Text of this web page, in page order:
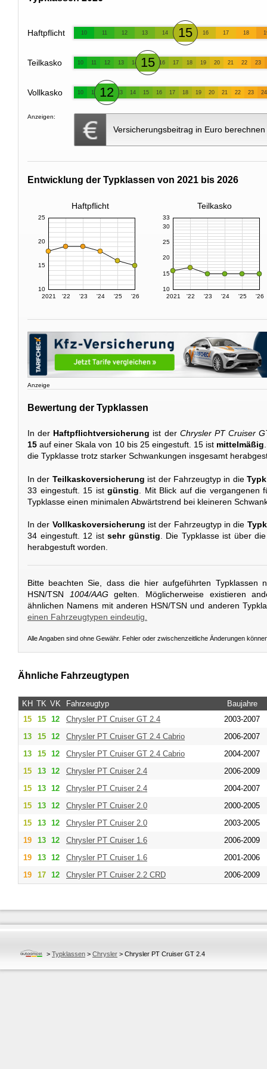
Haftpflicht 10 11 12 13 14 15 16 17 18
Teilkasko 10 11 12 13 14 15 16 17 18 19 20 21 22 23
Vollkasko 10 11 12 13 14 15 16 17 18 19 20 21 22 23 24
Anzeigen:
Versicherungsbeitrag in Euro berechnen
Entwicklung der Typklassen von 2021 bis 2026
Haftpflicht Teilkasko
2021 '22 '23 '24 '25 '26
10
15
20
25
2021 '22 '23 '24 '25 '26
10
15
20
25
30
33
Anzeige
Bewertung der Typklassen
In der Haftpflichtversicherung ist der Chrysler PT Cruiser
15 auf einer Skala von 10 bis 25 eingestuft. 15 ist mittelmäßig
die Typklasse trotz starker Schwankungen insgesamt
In der Teilkaskoversicherung ist der Fahrzeugtyp in die
33 eingestuft. 15 istgünstig . Mit Blick auf die vergangenen
Typklasse einen minimalen Abwärtstrend bei kleineren
In der Vollkaskoversicherung ist der Fahrzeugtyp in die
34 eingestuft. 12 istsehr günstig. Die Typklasse ist über
herabgestuft worden.
Bitte beachten Sie, dass die hier aufgeführten Typklassen
HSN/TSN
1004/AAGgelten. Möglicherweise existieren
ähnlichen Namens mit anderen HSN/TSN und anderen
einen Fahrzeugtypen eindeutig.
Alle Angaben sind ohne Gewähr. Fehler oder zwischenzeitliche Änderungen
Ähnliche Fahrzeugtypen
KH TK VK Fahrzeugtyp
Baujahre
15
15 12 Chrysler PT Cruiser GT 2.4
2003-2007
13
15 12 Chrysler PT Cruiser GT 2.4 Cabrio
2006-2007
13
15 12 Chrysler PT Cruiser GT 2.4 Cabrio
2004-2007
15
13 12 Chrysler PT Cruiser 2.4
2006-2009
15
13 12 Chrysler PT Cruiser 2.4
2004-2007
15
13 12 Chrysler PT Cruiser 2.0
2000-2005
15
13 12 Chrysler PT Cruiser 2.0
2003-2005
19
13 12 Chrysler PT Cruiser 1.6
2006-2009
19
13 12 Chrysler PT Cruiser 1.6
2001-2006
19
17 12 Chrysler PT Cruiser 2.2 CRD 2006-2009
> Typklassen > Chrysler > Chrysler PT Cruiser GT 2.4